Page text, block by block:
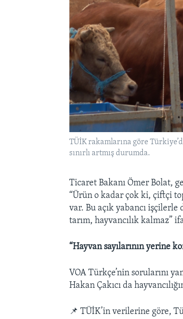
TÜİK rakamlarına göre
sınırlı artmış durumda.
Ticaret Bakanı Ömer Bolat,
“Ürün o kadar çok ki, çiftçi
var. Bu açık yabancı
tarım, hayvancılık kalmaz”
“Hayvan sayılarının yerine
VOA Türkçe’nin sorularını
Hakan Çakıcı da
📌 TÜİK’in verilerine göre,